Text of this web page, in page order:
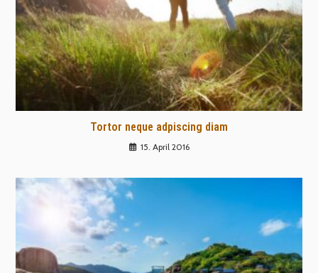
Tortor neque adpiscing diam
15. April 2016